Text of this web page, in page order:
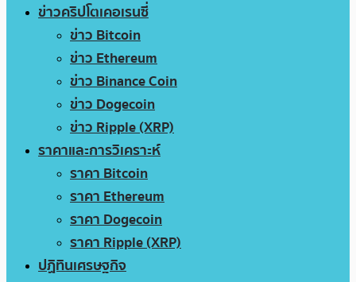
ข่าวคริปโตเคอเรนซี่
ข่าว Bitcoin
ข่าว Ethereum
ข่าว Binance Coin
ข่าว Dogecoin
ข่าว Ripple (XRP)
ราคาและการวิเคราะห์
ราคา Bitcoin
ราคา Ethereum
ราคา Dogecoin
ราคา Ripple (XRP)
ปฏิทินเศรษฐกิจ